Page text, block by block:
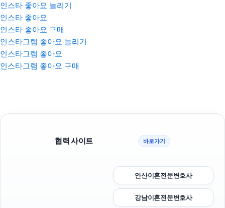
인스타 좋아요 늘리기
인스타 좋아요
인스타 좋아요 구매
인스타그램 좋아요 늘리기
인스타그램 좋아요
인스타그램 좋아요 구매
협력 사이트 바로가기
안산이혼전문변호사
강남이혼전문변호사